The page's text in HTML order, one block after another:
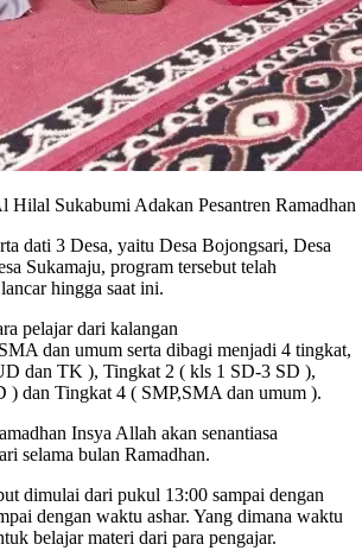
Hilal Sukabumi Adakan Pesantren Ramadhan
dati 3 Desa, yaitu Desa Bojongsari, Desa
Sukamaju, program tersebut telah
hingga saat ini.
pelajar dari kalangan
dan umum serta dibagi menjadi 4 tingkat,
dan TK ), Tingkat 2 ( kls 1 SD-3 SD ),
) dan Tingkat 4 ( SMP,SMA dan umum ).
Insya Allah akan senantiasa
selama bulan Ramadhan.
dimulai dari pukul 13:00 sampai dengan
dengan waktu ashar. Yang dimana waktu
belajar materi dari para pengajar.